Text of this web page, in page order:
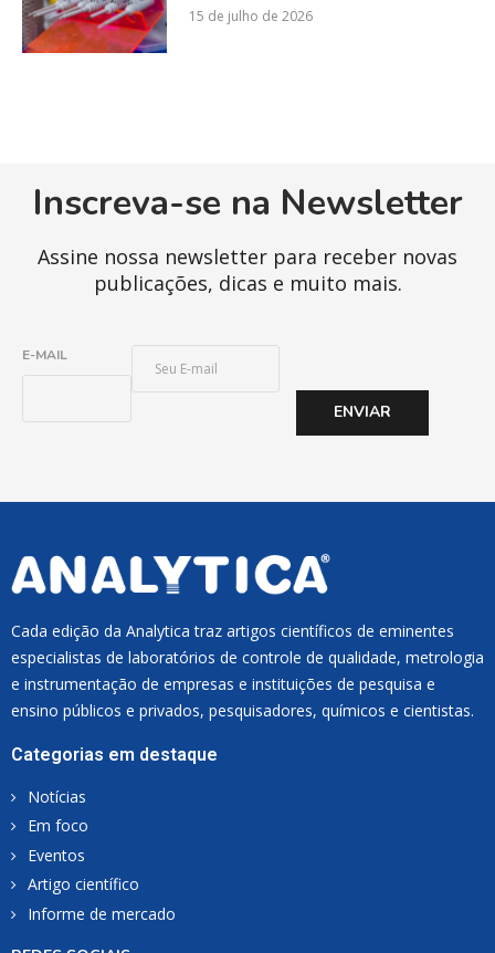
15 de julho de 2026
Inscreva-se na Newsletter
Assine nossa newsletter para receber novas
publicações, dicas e muito mais.
E-MAIL
ENVIAR
Cada edição da Analytica traz artigos científicos de eminentes
especialistas de laboratórios de controle de qualidade, metrologia
e instrumentação de empresas e instituições de pesquisa e
ensino públicos e privados, pesquisadores, químicos e cientistas.
Categorias em destaque
Notícias
Em foco
Eventos
Artigo científico
Informe de mercado